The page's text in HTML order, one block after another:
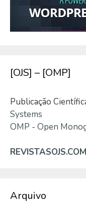
[OJS] – [OMP]
Publicação
Systems
OMP - Open
REVISTASOJS.COM
Arquivo